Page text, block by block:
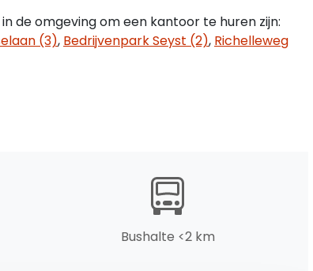
contracten met nutsbedrijven af te sluiten
en elektra.
vooruit te worden voldaan.
de omgeving om een kantoor te huren zijn:
(3), Bedrijvenpark Seyst (2), Richelleweg
Bushalte <2 km